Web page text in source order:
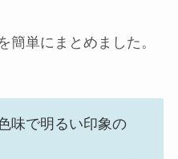
簡単にまとめました。
味で明るい印象の